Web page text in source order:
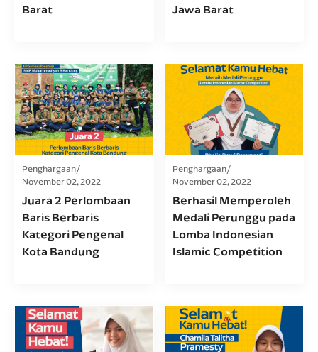
Barat
Jawa Barat
Penghargaan
November 02, 2022
Juara 2 Perlombaan
Baris Berbaris
Kategori Pengenal
Kota Bandung
Penghargaan
November 02, 2022
Berhasil Memperoleh
Medali Perunggu pada
Lomba Indonesian
Islamic Competition